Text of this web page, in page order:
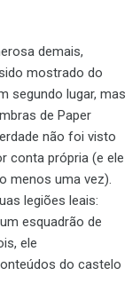
demais,
mostrado do
segundo lugar, mas
de Paper
não foi visto
conta própria (e ele
menos uma vez).
legiões leais:
esquadrão de
ele
do castelo